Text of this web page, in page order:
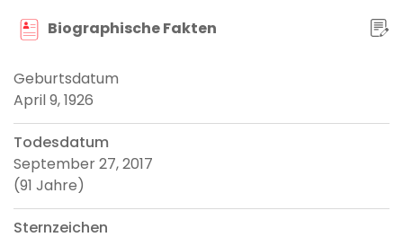
Biographische Fakten
Geburtsdatum
April 9, 1926
Todesdatum
September 27, 2017
(91 Jahre)
Sternzeichen